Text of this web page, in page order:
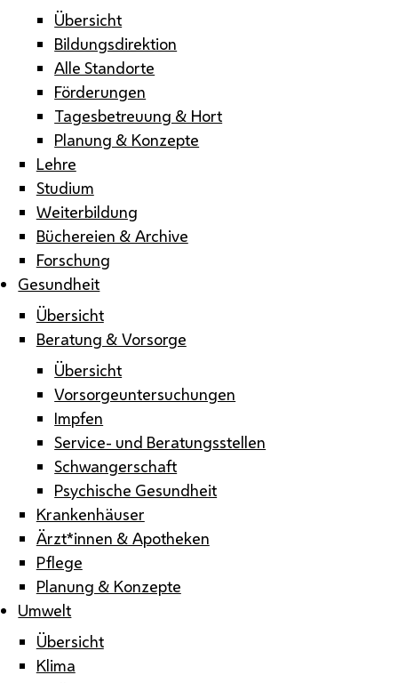
Übersicht
Bildungsdirektion
Alle Standorte
Förderungen
Tagesbetreuung & Hort
Planung & Konzepte
Lehre
Studium
Weiterbildung
Büchereien & Archive
Forschung
Gesundheit
Übersicht
Beratung & Vorsorge
Übersicht
Vorsorgeuntersuchungen
Impfen
Service- und Beratungsstellen
Schwangerschaft
Psychische Gesundheit
Krankenhäuser
Ärzt*innen & Apotheken
Pflege
Planung & Konzepte
Umwelt
Übersicht
Klima